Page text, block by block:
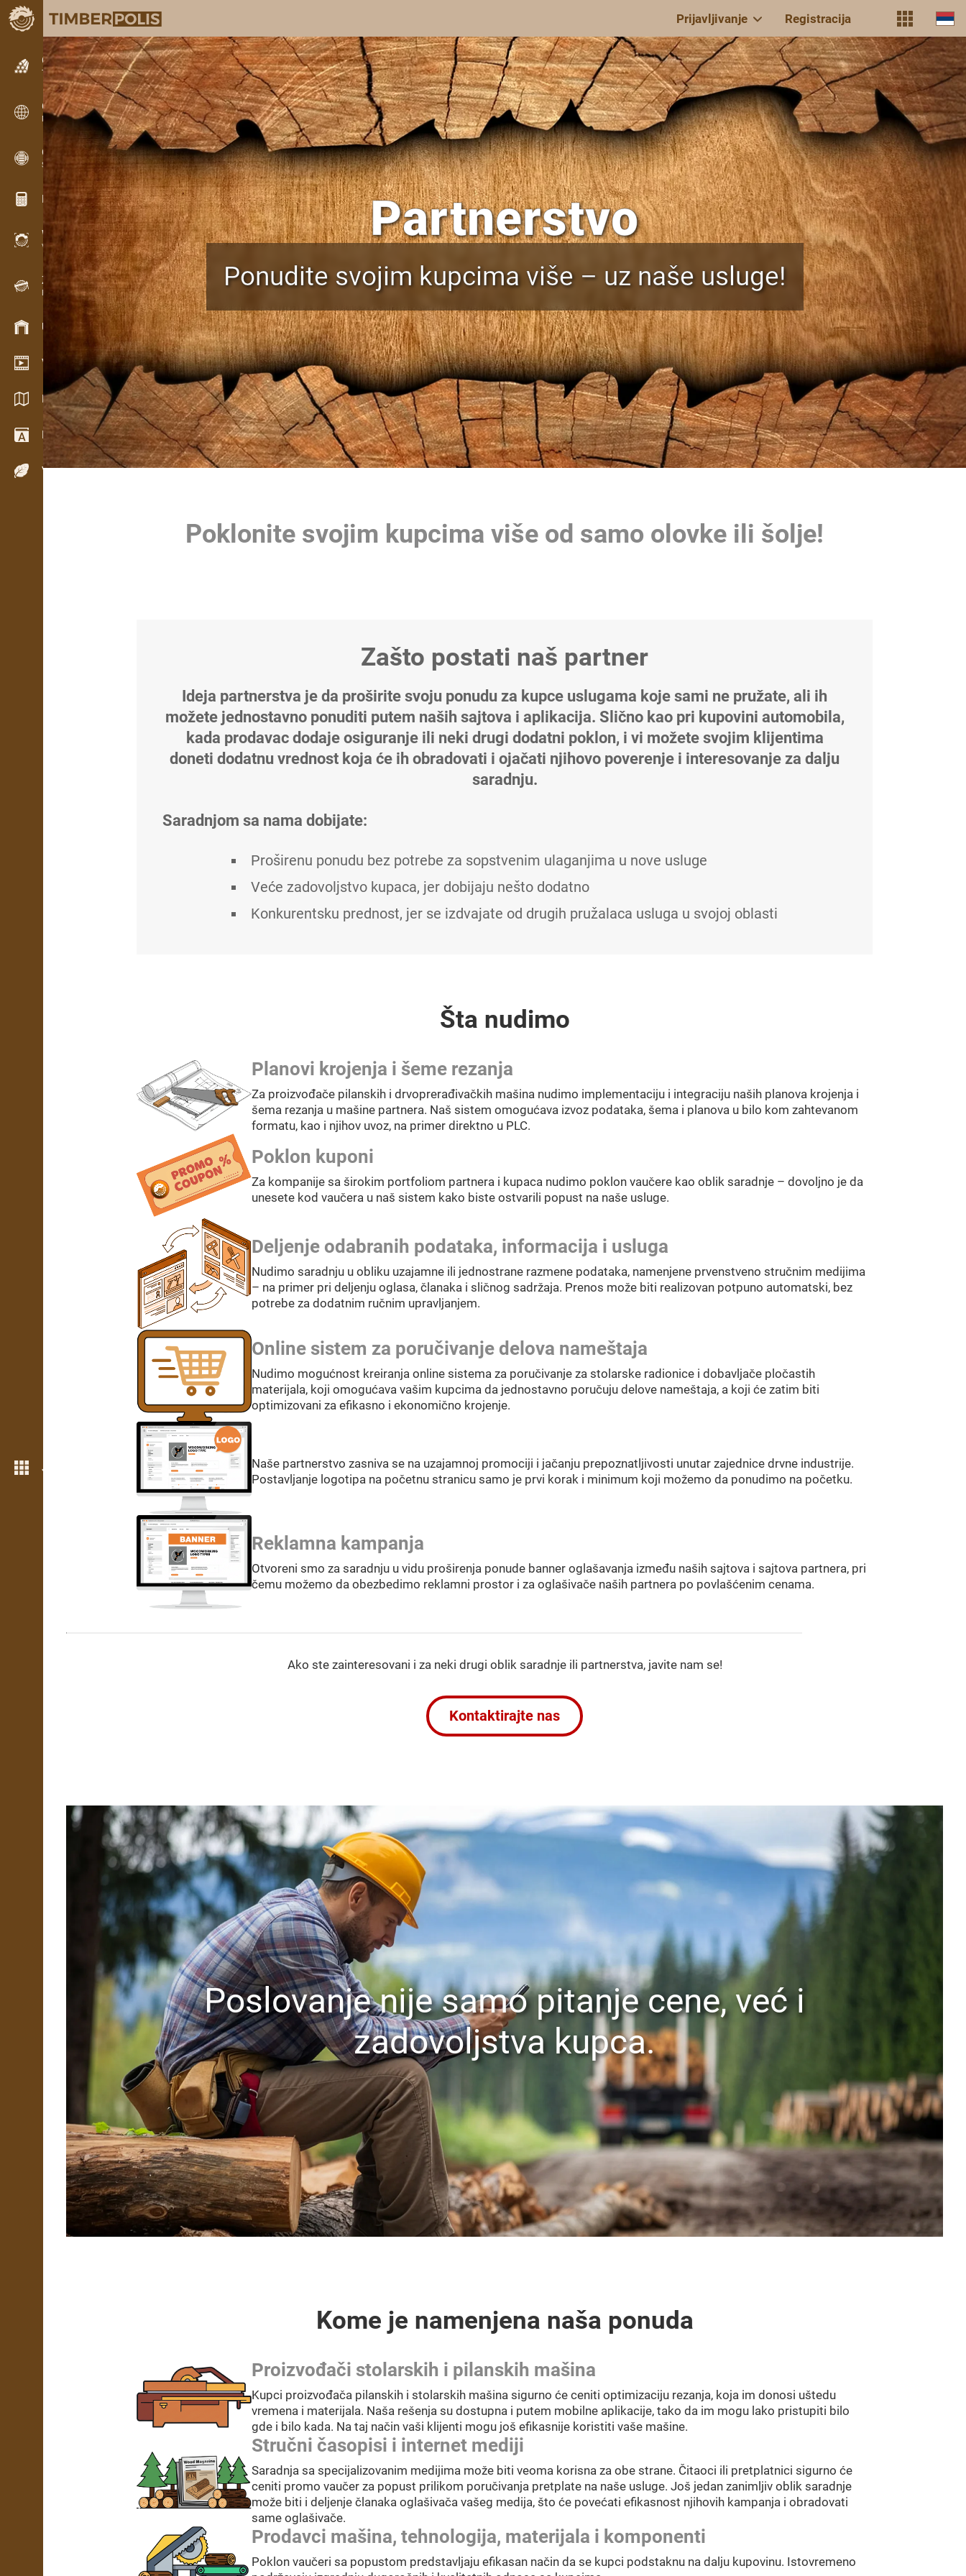
Prijavljivanje Registracija
Oglašavanje
Tekstualne oglase
Oglašavanje
Međunarodni oglasi
OPTI-TIMB
Šeme rezanja
Kalkulatori za drvo
WoodProfi
Volumen drveta s AI
Zapisnik
Evidencija drveta na terenu
Upravljanje zalihama
Video salon
Katalozi / Brošure
Rečnik
Vrste drveta
Još opcija
Partnerstvo
Ponudite svojim kupcima više – uz naše usluge!
Poklonite svojim kupcima više od samo olovke ili šolje!
Zašto postati naš partner
Ideja partnerstva je da proširite svoju ponudu za kupce uslugama koje sami ne pružate, ali ih
možete jednostavno ponuditi putem naših sajtova i aplikacija. Slično kao pri kupovini automobila,
kada prodavac dodaje osiguranje ili neki drugi dodatni poklon, i vi možete svojim klijentima
doneti dodatnu vrednost koja će ih obradovati i ojačati njihovo poverenje i interesovanje za dalju
saradnju.
Saradnjom sa nama dobijate:
Proširenu ponudu bez potrebe za sopstvenim ulaganjima u nove usluge
Veće zadovoljstvo kupaca, jer dobijaju nešto dodatno
Konkurentsku prednost, jer se izdvajate od drugih pružalaca usluga u svojoj oblasti
Šta nudimo
Planovi krojenja i šeme rezanja
Za proizvođače pilanskih i drvoprerađivačkih mašina nudimo implementaciju i integraciju naših planova krojenja i
šema rezanja u mašine partnera. Naš sistem omogućava izvoz podataka, šema i planova u bilo kom zahtevanom
formatu, kao i njihov uvoz, na primer direktno u PLC.
Poklon kuponi
Za kompanije sa širokim portfoliom partnera i kupaca nudimo poklon vaučere kao oblik saradnje – dovoljno je da
unesete kod vaučera u naš sistem kako biste ostvarili popust na naše usluge.
Deljenje odabranih podataka, informacija i usluga
Nudimo saradnju u obliku uzajamne ili jednostrane razmene podataka, namenjene prvenstveno stručnim medijima
– na primer pri deljenju oglasa, članaka i sličnog sadržaja. Prenos može biti realizovan potpuno automatski, bez
potrebe za dodatnim ručnim upravljanjem.
Online sistem za poručivanje delova nameštaja
Nudimo mogućnost kreiranja online sistema za poručivanje za stolarske radionice i dobavljače pločastih
materijala, koji omogućava vašim kupcima da jednostavno poručuju delove nameštaja, a koji će zatim biti
optimizovani za efikasno i ekonomično krojenje.
Naše partnerstvo zasniva se na uzajamnoj promociji i jačanju prepoznatljivosti unutar zajednice drvne industrije.
Postavljanje logotipa na početnu stranicu samo je prvi korak i minimum koji možemo da ponudimo na početku.
Reklamna kampanja
Otvoreni smo za saradnju u vidu proširenja ponude banner oglašavanja između naših sajtova i sajtova partnera, pri
čemu možemo da obezbedimo reklamni prostor i za oglašivače naših partnera po povlašćenim cenama.
Ako ste zainteresovani i za neki drugi oblik saradnje ili partnerstva, javite nam se!
Kontaktirajte nas
Poslovanje nije samo pitanje cene, već i
zadovoljstva kupca.
Kome je namenjena naša ponuda
Proizvođači stolarskih i pilanskih mašina
Kupci proizvođača pilanskih i stolarskih mašina sigurno će ceniti optimizaciju rezanja, koja im donosi uštedu
vremena i materijala. Naša rešenja su dostupna i putem mobilne aplikacije, tako da im mogu lako pristupiti bilo
gde i bilo kada. Na taj način vaši klijenti mogu još efikasnije koristiti vaše mašine.
Stručni časopisi i internet mediji
Saradnja sa specijalizovanim medijima može biti veoma korisna za obe strane. Čitaoci ili pretplatnici sigurno će
ceniti promo vaučer za popust prilikom poručivanja pretplate na naše usluge. Još jedan zanimljiv oblik saradnje
može biti i deljenje članaka oglašivača vašeg medija, što će povećati efikasnost njihovih kampanja i obradovati
same oglašivače.
Prodavci mašina, tehnologija, materijala i komponenti
Poklon vaučeri sa popustom predstavljaju efikasan način da se kupci podstaknu na dalju kupovinu. Istovremeno